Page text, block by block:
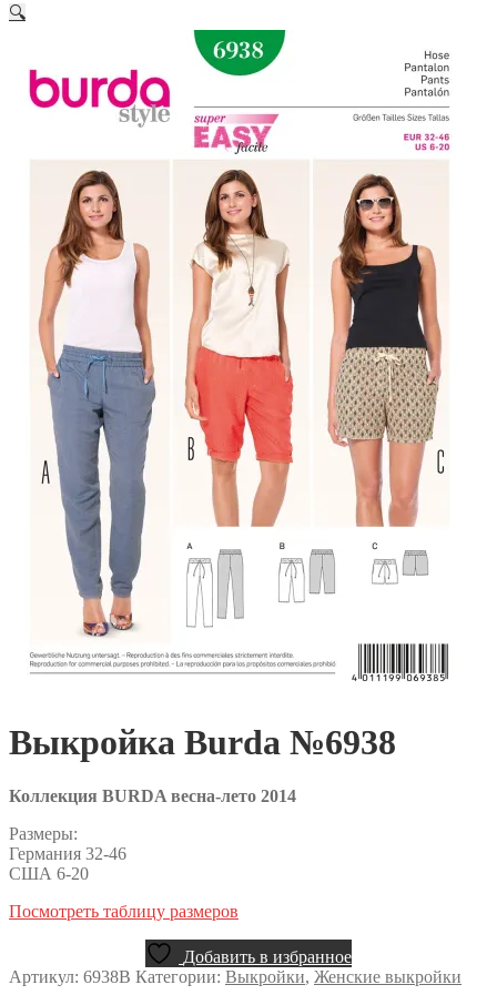
🔍
Выкройка Burda №6938
Коллекция BURDA весна-лето 2014
Размеры:
Германия 32-46
США 6-20
Посмотреть таблицу размеров
Добавить в избранное
Артикул: 6938B Категории: Выкройки, Женские выкройки